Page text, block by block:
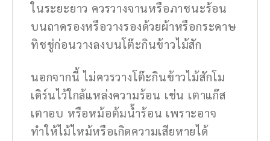
ในระยะยาว ควรวางจานหรือภาชนะร้อน
บนถาดรองหรือวางรองด้วยผ้าหรือกระดาษ
ทิชชู่ก่อนวางลงบนโต๊ะกินข้าวไม้สัก
นอกจากนี้ ไม่ควรวางโต๊ะกินข้าวไม้สักโม
เดิร์นไว้ใกล้แหล่งความร้อน เช่น เตาแก๊ส
เตาอบ หรือหม้อต้มน้ำร้อน เพราะอาจ
ทำให้ไม้ไหม้หรือเกิดความเสียหายได้